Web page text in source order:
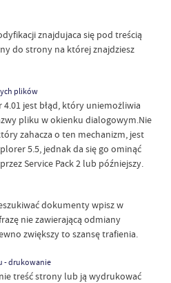
znajdujaca się pod treścią
do strony na której znajdziesz
plików
jest błąd, który uniemożliwia
pliku w okienku dialogowym.Nie
zahacza o ten mechanizm, jest
5.5, jednak da się go ominąć
Service Pack 2 lub późniejszy.
dokumenty wpisz w
nie zawierającą odmiany
zwiększy to szansę trafienia.
- drukowanie
treść strony lub ją wydrukować